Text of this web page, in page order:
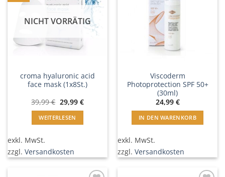
einfügen
NICHT VORRÄTIG
croma hyaluronic acid
face mask (1x8St.)
39,99€ Ursprünglicher
Preis
war:
39,99 €
29,99 €Aktueller
Preis
WEITERLESEN
exkl. MwSt.
zzgl. Versandkosten
Viscoderm
Photoprotection SPF 50+
(30ml)
24,99 €
IN DEN WARENKORB
exkl. MwSt.
zzgl. Versandkosten